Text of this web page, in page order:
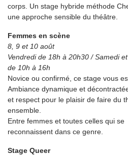
corps. Un stage hybride méthode
une approche sensible du théâtre.
Femmes en scène
8, 9 et 10 août
Vendredi de 18h à 20h30 / Samedi
de 10h à 16h
Novice ou confirmé, ce stage vous
Ambiance dynamique et
et respect pour le plaisir de faire du
ensemble.
Entre femmes et toutes celles qui se
reconnaissent dans ce genre.
Stage Queer